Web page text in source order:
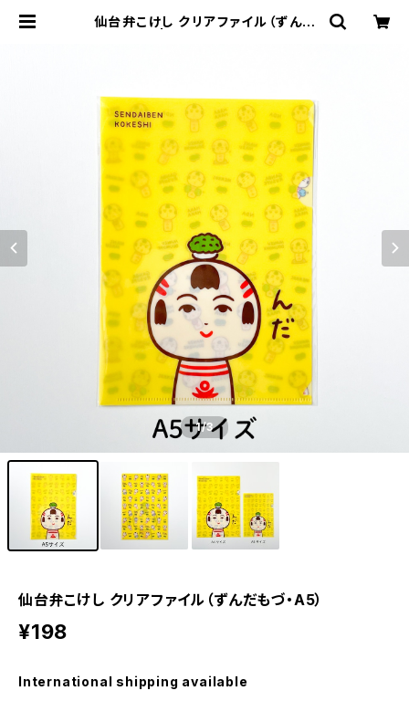
仙台弁こけし クリアファイル（ずんだ
1/3
仙台弁こけし クリアファイル（ずんだもづ・A5）
¥198
International shipping available